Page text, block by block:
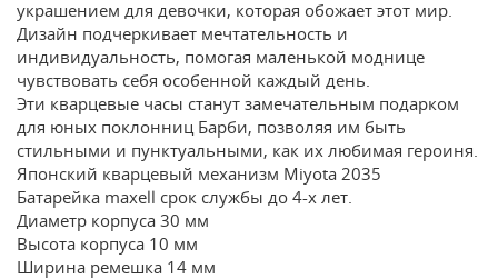
украшением для девочки, которая обожает этот мир.
Дизайн подчеркивает мечтательность и
индивидуальность, помогая маленькой моднице
чувствовать себя особенной каждый день.
Эти кварцевые часы станут замечательным подарком
для юных поклонниц Барби, позволяя им быть
стильными и пунктуальными, как их любимая героиня.
Японский кварцевый механизм Miyota 2035
Батарейка maxell срок службы до 4-х лет.
Диаметр корпуса 30 мм
Высота корпуса 10 мм
Ширина ремешка 14 мм